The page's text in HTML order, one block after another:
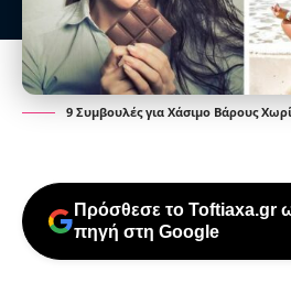
9 Συμβουλές για Χάσιμο Βάρους
Πρόσθεσε το Toftiaxa.gr
πηγή στη Google